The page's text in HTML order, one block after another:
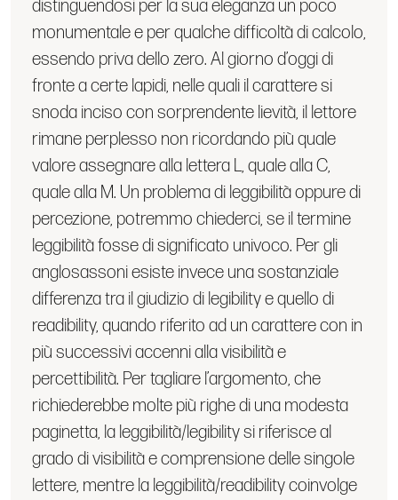
distinguendosi per la sua eleganza un poco
monumentale e per qualche difficoltà di calcolo,
essendo priva dello zero. Al giorno d’oggi di
fronte a certe lapidi, nelle quali il carattere si
snoda inciso con sorprendente lievità, il lettore
rimane perplesso non ricordando più quale
valore assegnare alla lettera L, quale alla C,
quale alla M. Un problema di leggibilità oppure di
percezione, potremmo chiederci, se il termine
leggibilità fosse di significato univoco. Per gli
anglosassoni esiste invece una sostanziale
differenza tra il giudizio di legibility e quello di
readibility, quando riferito ad un carattere con in
più successivi accenni alla visibilità e
percettibilità. Per tagliare l’argomento, che
richiederebbe molte più righe di una modesta
paginetta, la leggibilità/legibility si riferisce al
grado di visibilità e comprensione delle singole
lettere, mentre la leggibilità/readibility coinvolge